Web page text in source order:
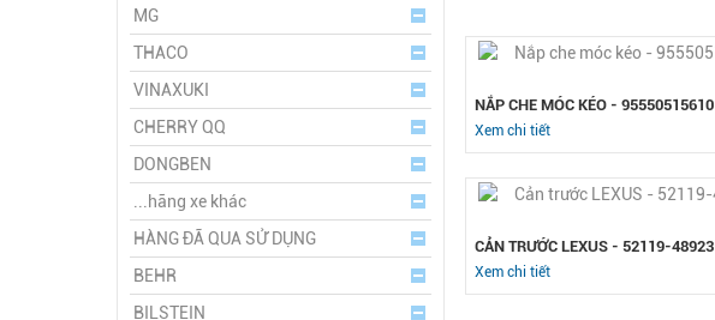
MG
THACO
VINAXUKI
CHERRY QQ
DONGBEN
...hãng xe khác
HÀNG ĐÃ QUA SỬ DỤNG
BEHR
BILSTEIN
NẮP CHE MÓC KÉO - 95550515610
Xem chi tiết
CẢN TRƯỚC LEXUS - 52119-48923
Xem chi tiết